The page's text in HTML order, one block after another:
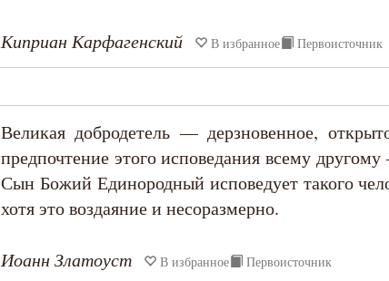
Киприан Карфагенский В избранное Первоисточник
Великая добродетель — дерзновенное,
предпочтение этого исповедания всему
Сын Божий Единородный исповедует такого
хотя это воздаяние и несоразмерно.
Иоанн Златоуст В избранное Первоисточник